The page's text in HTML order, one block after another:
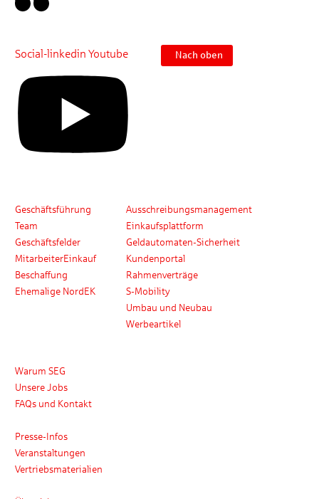
Social-linkedin Youtube Nach oben
Geschäftsführung
Team
Geschäftsfelder
MitarbeiterEinkauf
Beschaffung
Ehemalige NordEK
Ausschreibungsmanagement
Einkaufsplattform
Geldautomaten-Sicherheit
Kundenportal
Rahmenverträge
S-Mobility
Umbau und Neubau
Werbeartikel
Warum SEG
Unsere Jobs
FAQs und Kontakt
Presse-Infos
Veranstaltungen
Vertriebsmaterialien